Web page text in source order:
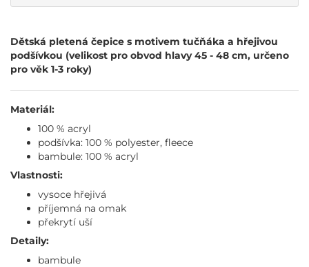
Dětská pletená čepice s motivem tučňáka a hřejivou
podšívkou (velikost pro obvod hlavy 45 - 48 cm, určeno
pro věk 1-3 roky)
Materiál:
100 % acryl
podšívka: 100 % polyester, fleece
bambule: 100 % acryl
Vlastnosti:
vysoce hřejivá
příjemná na omak
překrytí uší
Detaily:
bambule